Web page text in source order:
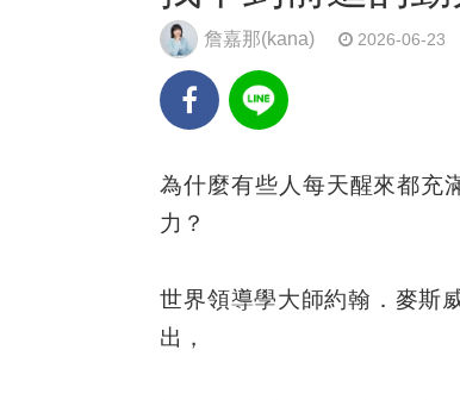
詹嘉那(kana) 2026-06-23
為什麼有些人每天醒來都充
力？
世界領導學大師約翰．麥斯
出，